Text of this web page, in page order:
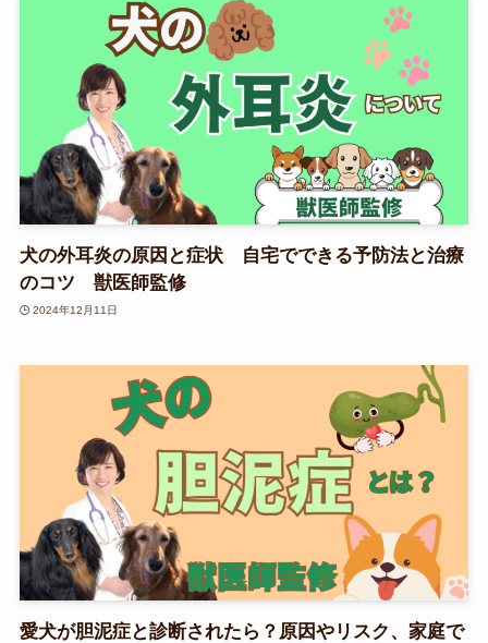
犬の外耳炎の原因と症状 自宅でできる予防法と治療
のコツ 獣医師監修
2024年12月11日
愛犬が胆泥症と診断されたら？原因やリスク、家庭で